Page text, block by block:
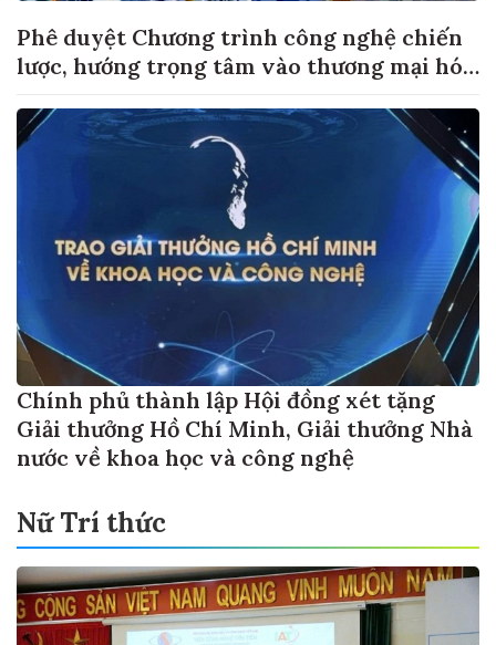
Phê duyệt Chương trình công nghệ chiến
lược, hướng trọng tâm vào thương mại hóa
Chính phủ thành lập Hội đồng xét tặng
Giải thưởng Hồ Chí Minh, Giải thưởng Nhà
nước về khoa học và công nghệ
Nữ Trí thức